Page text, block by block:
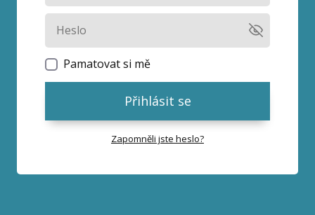
Pamatovat si mě
Přihlásit se
Zapomněli jste heslo?